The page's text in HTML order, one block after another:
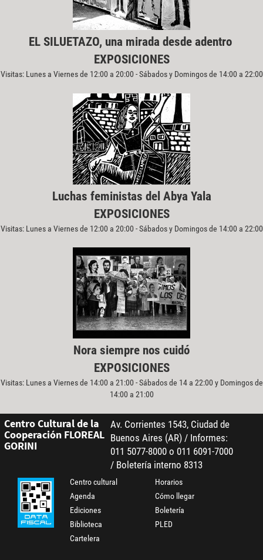
EL SILUETAZO, una mirada desde adentro
EXPOSICIONES
Visitas: Lunes a Viernes de 12:00 a 20:00 - Sábados y Domingos de 14:00 a 22:00
Luchas feministas del Abya Yala
EXPOSICIONES
Visitas: Lunes a Viernes de 12:00 a 20:00 - Sábados y Domingos de 14:00 a 22:00
Nora siempre nos cuidó
EXPOSICIONES
Visitas: Lunes a Viernes de 14:00 a 21:00 - Sábados de 14 a 22:00 y Domingos de
14:00 a 21:00
Centro Cultural de la
Cooperación FLOREAL
GORINI
Av. Corrientes 1543, Ciudad de
Buenos Aires (AR) / Informes:
011 5077-8000 o 011 6091-7000
/ Boletería interno 8313
Centro cultural
Agenda
Ediciones
Biblioteca
Cartelera
Horarios
Cómo llegar
Boletería
PLED